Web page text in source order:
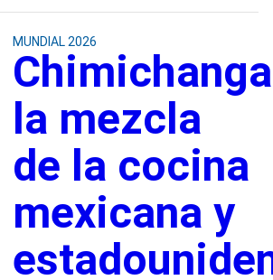
MUNDIAL 2026
la mezcla
de la cocina
mexicana y